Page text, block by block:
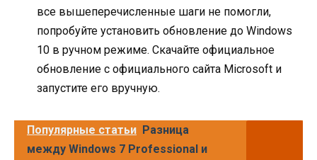
все вышеперечисленные шаги не помогли,
попробуйте установить обновление до Windows
10 в ручном режиме. Скачайте официальное
обновление с официального сайта Microsoft и
запустите его вручную.
Популярные статьи Разница
между Windows 7 Professional и